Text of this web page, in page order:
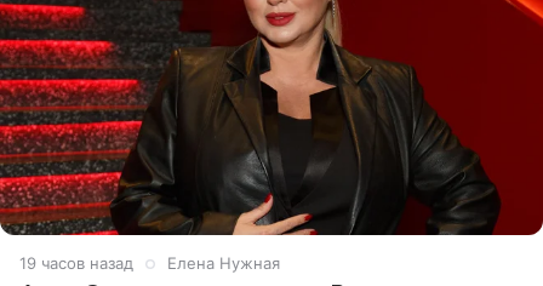
19 часов назад Елена Нужная